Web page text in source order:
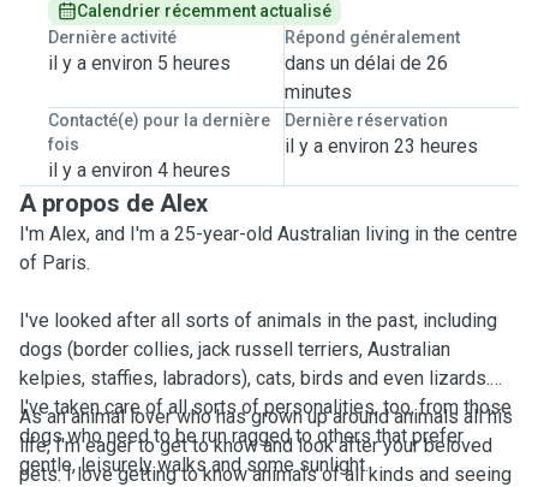
Calendrier récemment actualisé
Dernière activité
il y a environ 5 heures
Répond généralement
dans un délai de 26
minutes
Contacté(e) pour la dernière
fois
il y a environ 4 heures
Dernière réservation
il y a environ 23 heures
A propos de Alex
I'm Alex, and I'm a 25-year-old Australian living in the centre
of Paris.
I've looked after all sorts of animals in the past, including
dogs (border collies, jack russell terriers, Australian
kelpies, staffies, labradors), cats, birds and even lizards.
I've taken care of all sorts of personalities, too, from those
dogs who need to be run ragged to others that prefer
gentle, leisurely walks and some sunlight.
As an animal lover who has grown up around animals all his
life, I'm eager to get to know and look after your beloved
pets. I love getting to know animals of all kinds and seeing